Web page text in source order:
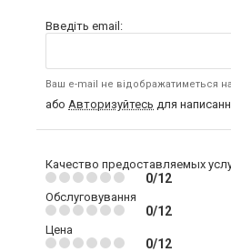
Введіть email:
Ваш e-mail не відображатиметься на
або Авторизуйтесь для
Качество предоставляемых
0/12
Обслуговування
0/12
Цена
0/12